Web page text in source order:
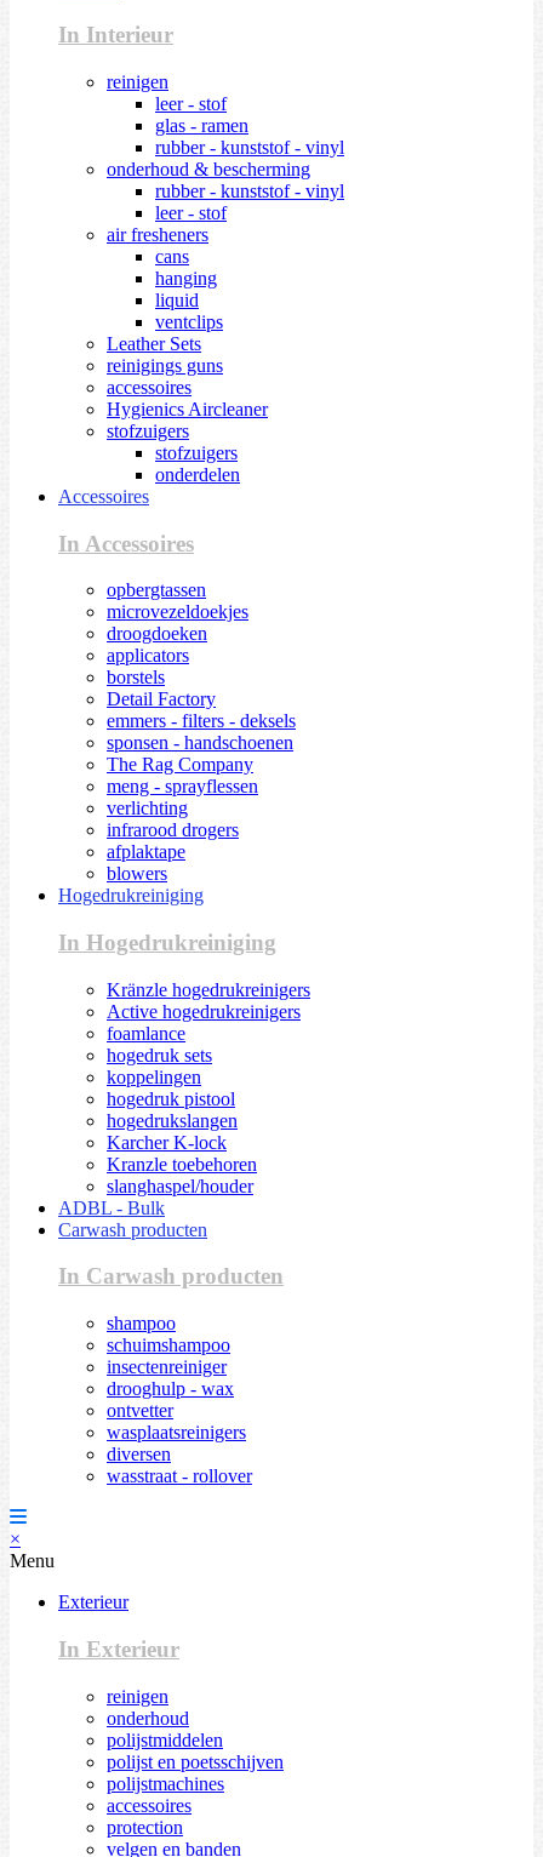
In Interieur
reinigen
leer - stof
glas - ramen
rubber - kunststof - vinyl
onderhoud & bescherming
rubber - kunststof - vinyl
leer - stof
air fresheners
cans
hanging
liquid
ventclips
Leather Sets
reinigings guns
accessoires
Hygienics Aircleaner
stofzuigers
stofzuigers
onderdelen
Accessoires
In Accessoires
opbergtassen
microvezeldoekjes
droogdoeken
applicators
borstels
Detail Factory
emmers - filters - deksels
sponsen - handschoenen
The Rag Company
meng - sprayflessen
verlichting
infrarood drogers
afplaktape
blowers
Hogedrukreiniging
In Hogedrukreiniging
Kränzle hogedrukreinigers
Active hogedrukreinigers
foamlance
hogedruk sets
koppelingen
hogedruk pistool
hogedrukslangen
Karcher K-lock
Kranzle toebehoren
slanghaspel/houder
ADBL - Bulk
Carwash producten
In Carwash producten
shampoo
schuimshampoo
insectenreiniger
drooghulp - wax
ontvetter
wasplaatsreinigers
diversen
wasstraat - rollover
×
Menu
Exterieur
In Exterieur
reinigen
onderhoud
polijstmiddelen
polijst en poetsschijven
polijstmachines
accessoires
protection
velgen en banden